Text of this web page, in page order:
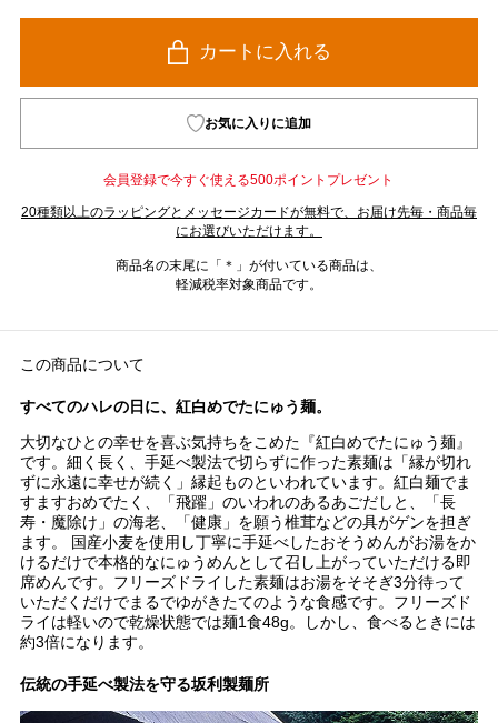
カートに入れる
お気に入りに追加
会員登録で今すぐ使える500ポイントプレゼント
20種類以上のラッピングとメッセージカードが無料で、お届け先毎・商品毎
にお選びいただけます。
商品名の末尾に「＊」が付いている商品は、
軽減税率対象商品です。
この商品について
すべてのハレの日に、紅白めでたにゅう麺。
大切なひとの幸せを喜ぶ気持ちをこめた『紅白めでたにゅう麺』
です。細く長く、手延べ製法で切らずに作った素麺は「縁が切れ
ずに永遠に幸せが続く」縁起ものといわれています。紅白麺でま
すますおめでたく、「飛躍」のいわれのあるあごだしと、「長
寿・魔除け」の海老、「健康」を願う椎茸などの具がゲンを担ぎ
ます。 国産小麦を使用し丁寧に手延べしたおそうめんがお湯をか
けるだけで本格的なにゅうめんとして召し上がっていただける即
席めんです。フリーズドライした素麺はお湯をそそぎ3分待って
いただくだけでまるでゆがきたてのような食感です。フリーズド
ライは軽いので乾燥状態では麺1食48g。しかし、食べるときには
約3倍になります。
伝統の手延べ製法を守る坂利製麺所